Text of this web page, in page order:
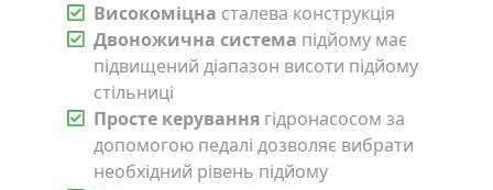
Високоміцна сталева конструкція
Двоножична система підйому має
підвищений діапазон висоти підйому
стільниці
Просте керування гідронасосом за
допомогою педалі дозволяє вибрати
необхідний рівень підйому